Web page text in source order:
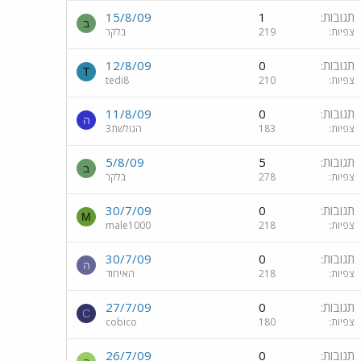
תגובות 1
צפיות 219
15/8/09
בלקר
ב
תגובות 0
צפיות 210
12/8/09
tedi8
T
תגובות 0
צפיות 183
11/8/09
הגולשת3
ה
תגובות 5
צפיות 278
5/8/09
בלקר
ב
תגובות 0
צפיות 218
30/7/09
male1000
M
תגובות 0
צפיות 218
30/7/09
האיחוד
ה
תגובות 0
צפיות 180
27/7/09
cobico
C
תגובות 0
26/7/09